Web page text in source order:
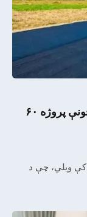
د کندز د دشت‌ارچي–کندز سړک د قیر اچونې پروژه ۶۰
کې ویلي، چې د